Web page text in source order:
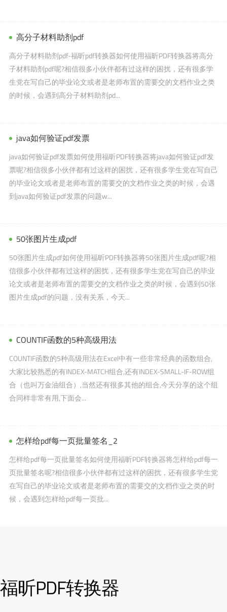
高分子材料助剂pdf
高分子材料助剂pdf-福昕pdf转换器如何使用福昕PDF转换器将高分
子材料助剂pdf呢?相信很多小伙伴都有过这样的困扰，还有很多学
生党在写自己的毕业论文或者是老师布置的需要交的文档作业之类
的时候，会遇到高分子材料助剂pd...
java如何验证pdf发票
java如何验证pdf发票如何使用福昕PDF转换器将java如何验证pdf发
票呢?相信很多小伙伴都有过这样的困扰，还有很多学生党在写自己
的毕业论文或者是老师布置的需要交的文档作业之类的时候，会遇
到java如何验证pdf发票的问题w...
50张图片生成pdf
50张图片生成pdf如何使用福昕PDF转换器将50张图片生成pdf呢?相
信很多小伙伴都有过这样的困扰，还有很多学生党在写自己的毕业
论文或者是老师布置的需要交的文档作业之类的时候，会遇到50张
图片生成pdf的问题，没有关系，今天...
COUNTIF函数的5种高级用法
COUNTIF函数的5种高级用法在Excel中有一些非常经典的函数组合,
大家比较熟悉的有INDEX-MATCH组合,还有INDEX-SMALL-IF-ROW组
合（也叫万金油组合）,当然还有很多其他的组合,今天分享的这个组
合同样非常有用,下面会...
怎样给pdf每一页批量签名_2
怎样给pdf每一页批量签名如何使用福昕PDF转换器将怎样给pdf每一
页批量签名呢?相信很多小伙伴都有过这样的困扰，还有很多学生党
在写自己的毕业论文或者是老师布置的需要交的文档作业之类的时
候，会遇到怎样给pdf每一页批...
福昕PDF转换器